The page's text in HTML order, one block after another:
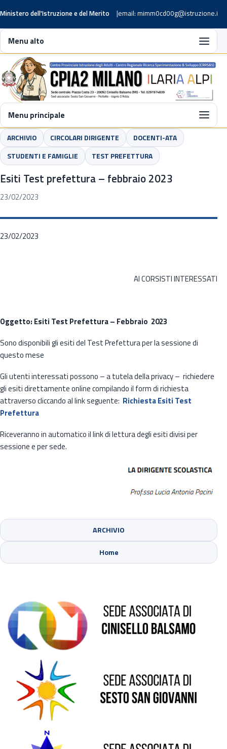
Ministero dell'Istruzione e del Merito email: mimm0cd00g@istruzione.it
Menu alto
Menu principale
ARCHIVIO CIRCOLARI DIRIGENTE
DOCENTI-ATA
STUDENTI E FAMIGLIE
TEST PREFETTURA
Esiti Test prefettura – febbraio 2023
23/02/2023
23/02/2023
AI CORSISTI INTERESSATI
Oggetto: Esiti Test Prefettura – Febbraio 2023
Sono disponibili gli esiti del Test Prefettura per la sessione di
questo mese
Gli utenti interessati possono – a tutela della privacy – richiedere
gli esiti direttamente online compilando il form di richiesta
attraverso cliccando al link seguente: Richiesta Esiti Test
Prefettura
Riceveranno in automatico il link di lettura degli esiti divisi per
sessione e per sede.
ARCHIVIO
Home
Sede di Cinisello Balsamo
Sede di Sesto San Giovanni
Sede di Pioltello